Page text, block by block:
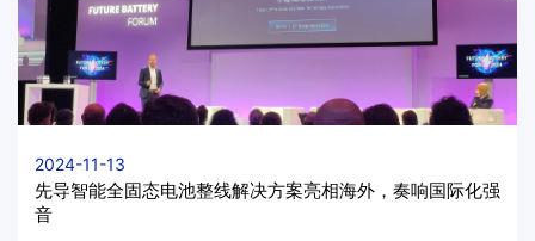
2024-11-13
先导智能全固态电池整线解决方案亮相海外，奏响国际化强
音